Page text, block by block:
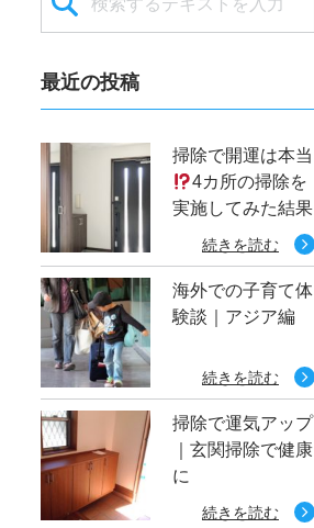
最近の投稿
掃除で開運は本当
4カ所の掃除を
実施してみた結果
続きを読む
海外での子育て体
験談｜アジア編
続きを読む
掃除で運気アップ
｜玄関掃除で健康
に
続きを読む